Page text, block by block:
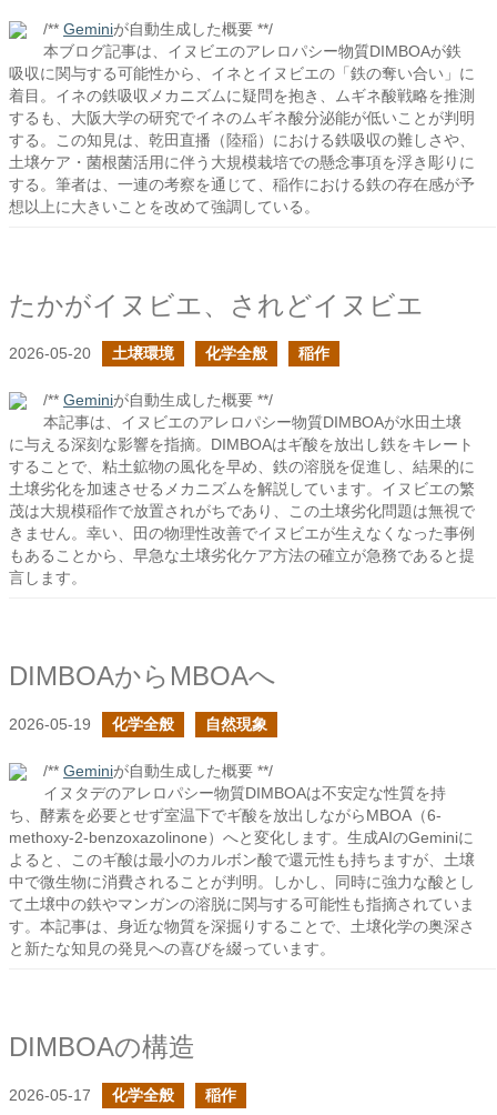
/** Geminiが自動生成した概要 **/
本ブログ記事は、イヌビエのアレロパシー物質DIMBOAが鉄
吸収に関与する可能性から、イネとイヌビエの「鉄の奪い合い」に
着目。イネの鉄吸収メカニズムに疑問を抱き、ムギネ酸戦略を推測
するも、大阪大学の研究でイネのムギネ酸分泌能が低いことが判明
する。この知見は、乾田直播（陸稲）における鉄吸収の難しさや、
土壌ケア・菌根菌活用に伴う大規模栽培での懸念事項を浮き彫りに
する。筆者は、一連の考察を通じて、稲作における鉄の存在感が予
想以上に大きいことを改めて強調している。
たかがイヌビエ、されどイヌビエ
2026-05-20 土壌環境 化学全般 稲作
/** Geminiが自動生成した概要 **/
本記事は、イヌビエのアレロパシー物質DIMBOAが水田土壌
に与える深刻な影響を指摘。DIMBOAはギ酸を放出し鉄をキレート
することで、粘土鉱物の風化を早め、鉄の溶脱を促進し、結果的に
土壌劣化を加速させるメカニズムを解説しています。イヌビエの繁
茂は大規模稲作で放置されがちであり、この土壌劣化問題は無視で
きません。幸い、田の物理性改善でイヌビエが生えなくなった事例
もあることから、早急な土壌劣化ケア方法の確立が急務であると提
言します。
DIMBOAからMBOAへ
2026-05-19 化学全般 自然現象
/** Geminiが自動生成した概要 **/
イヌタデのアレロパシー物質DIMBOAは不安定な性質を持
ち、酵素を必要とせず室温下でギ酸を放出しながらMBOA（6-
methoxy-2-benzoxazolinone）へと変化します。生成AIのGeminiに
よると、このギ酸は最小のカルボン酸で還元性も持ちますが、土壌
中で微生物に消費されることが判明。しかし、同時に強力な酸とし
て土壌中の鉄やマンガンの溶脱に関与する可能性も指摘されていま
す。本記事は、身近な物質を深掘りすることで、土壌化学の奥深さ
と新たな知見の発見への喜びを綴っています。
DIMBOAの構造
2026-05-17 化学全般 稲作